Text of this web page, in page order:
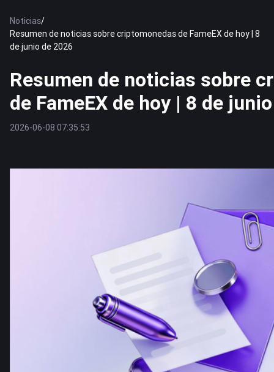
Noticias/
Resumen de noticias sobre criptomonedas de FameEX de hoy | 8
de junio de 2026
Resumen de noticias sobre
de FameEX de hoy | 8 de
2026-06-08 07:35:53